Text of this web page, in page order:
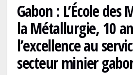
Gabon : L’École des
la Métallurgie, 10
l’excellence au
secteur minier